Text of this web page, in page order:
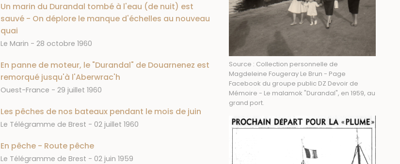
Un marin du Durandal tombé à l'eau (de nuit) est
sauvé - On déplore le manque d'échelles au nouveau
quai
Journal
Le Marin Date
28 octobre 1960
En panne de moteur, le "Durandal" de Douarnenez est
remorqué jusqu'à l'Aberwrac'h
Journal
Ouest-France Date
29 juillet 1960
Les pêches de nos bateaux pendant le mois de juin
Journal
Le Télégramme de Brest Date
02 juillet 1960
En pêche - Route pêche
Journal
Le Télégramme de Brest Date
02 juin 1959
Source : Collection personnelle de
Magdeleine Fougeray Le Brun - Page
Facebook du groupe public DZ Devoir de
Mémoire - Le malamok "Durandal", en 1959, au
grand port.